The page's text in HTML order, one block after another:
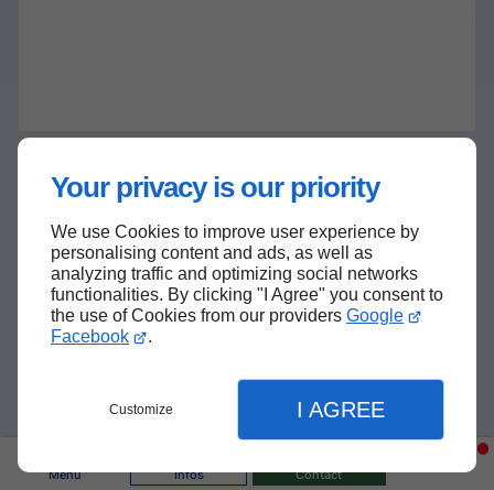
Your privacy is our priority
We use Cookies to improve user experience by
personalising content and ads, as well as
analyzing traffic and optimizing social networks
functionalities. By clicking "I Agree" you consent to
the use of Cookies from our providers Google
Facebook
.
Customize I AGREE
Menu Infos Contact